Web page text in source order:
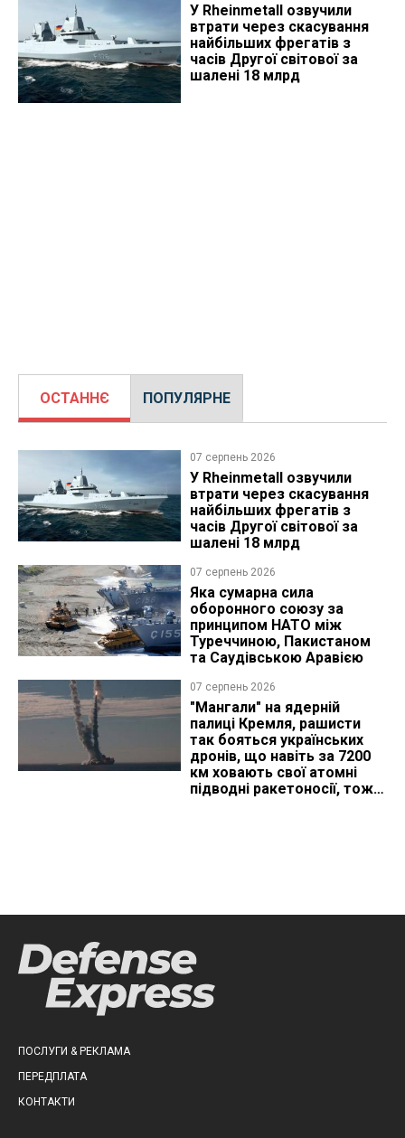
У Rheinmetall озвучили
втрати через скасування
найбільших фрегатів з
часів Другої світової за
шалені 18 млрд
ОСТАННЄ ПОПУЛЯРНЕ
07 серпень 2026
У Rheinmetall озвучили
втрати через скасування
найбільших фрегатів з
часів Другої світової за
шалені 18 млрд
07 серпень 2026
Яка сумарна сила
оборонного союзу за
принципом НАТО між
Туреччиною, Пакистаном
та Саудівською Аравією
07 серпень 2026
"Мангали" на ядерній
палиці Кремля, рашисти
так бояться українських
дронів, що навіть за 7200
км ховають свої атомні
підводні ракетоносії, тож
ПОСЛУГИ & РЕКЛАМА
ПЕРЕДПЛАТА
КОНТАКТИ